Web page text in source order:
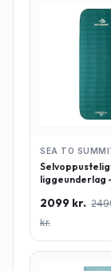
SEA TO
liggeunderlag
Rektangulær -
Grøn
2099 kr.
kr.